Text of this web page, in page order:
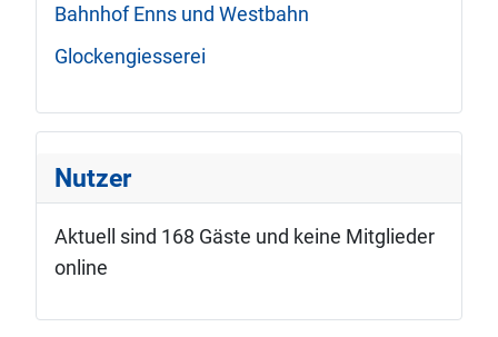
Bahnhof Enns und Westbahn
Glockengiesserei
Nutzer
Aktuell sind 168 Gäste und keine Mitglieder
online